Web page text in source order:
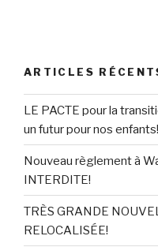
ARTICLES
LE PACTE pour la
un futur pour nos enfants!
Nouveau règlement à
INTERDITE!
TRÈS GRANDE
RELOCALISÉE!